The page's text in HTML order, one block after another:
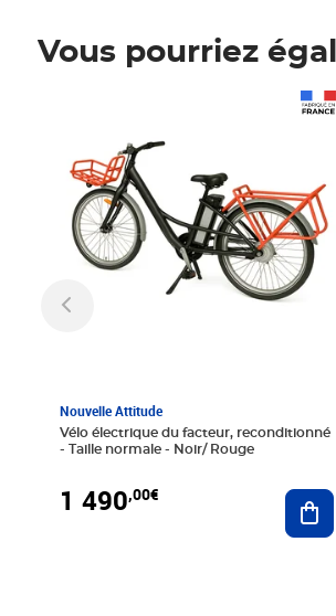
Vous pourriez
Nouvelle Attitude
Vélo électrique du facteur, reconditionné
- Taille normale - Noir/ Rouge
1 490,00€